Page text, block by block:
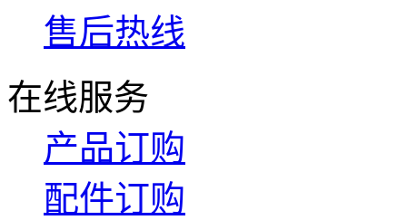
售后热线
在线服务
产品订购
配件订购